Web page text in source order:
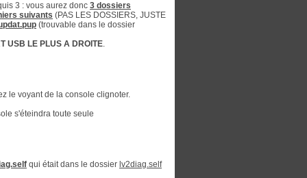
3 : vous aurez donc 3 dossiers
suivants (PAS LES DOSSIERS, JUSTE
(trouvable dans le dossier
USB LE PLUS A DROITE.
le voyant de la console clignoter.
s'éteindra toute seule
qui était dans le dossier lv2diag.self